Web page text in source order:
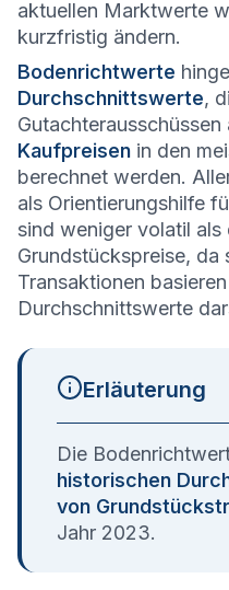
aktuellen Marktwerte
kurzfristig ändern.
Bodenrichtwerte
Durchschnittswerte,
Kaufpreisen in den
berechnet werden.
als Orientierungshilfe
sind weniger volatil als
Grundstückspreise, da
Transaktionen
Durchschnittswerte
Erläuterung
Die
historischen
von
Jahr 2023.